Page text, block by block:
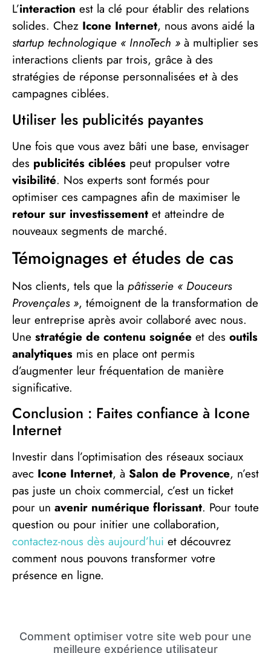
L’interaction est la clé pour établir des relations
solides. Chez Icone Internet, nous avons aidé la
startup technologique « InnoTech » à multiplier ses
interactions clients par trois, grâce à des
stratégies de réponse personnalisées et à des
campagnes ciblées.
Utiliser les publicités payantes
Une fois que vous avez bâti une base, envisager
des publicités ciblées peut propulser votre
visibilité. Nos experts sont formés pour
optimiser ces campagnes afin de maximiser le
retour sur investissement et atteindre de
nouveaux segments de marché.
Témoignages et études de cas
Nos clients, tels que la pâtisserie « Douceurs
Provençales », témoignent de la transformation de
leur entreprise après avoir collaboré avec nous.
Une stratégie de contenu soignée et des outils
analytiques mis en place ont permis
d’augmenter leur fréquentation de manière
significative.
Conclusion : Faites confiance à Icone
Internet
Investir dans l’optimisation des réseaux sociaux
avec Icone Internet, à Salon de Provence, n’est
pas juste un choix commercial, c’est un ticket
pour un avenir numérique florissant. Pour toute
question ou pour initier une collaboration,
contactez-nous dès aujourd’hui et découvrez
comment nous pouvons transformer votre
présence en ligne.
Comment optimiser votre site web pour une
meilleure expérience utilisateur